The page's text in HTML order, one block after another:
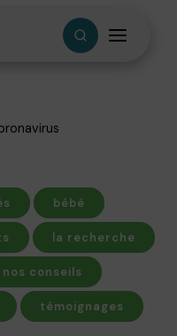
bébé
la recherche
nos conseils
témoignages